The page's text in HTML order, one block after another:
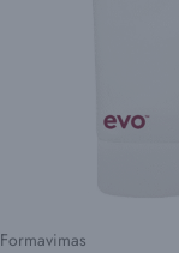
Formavimas